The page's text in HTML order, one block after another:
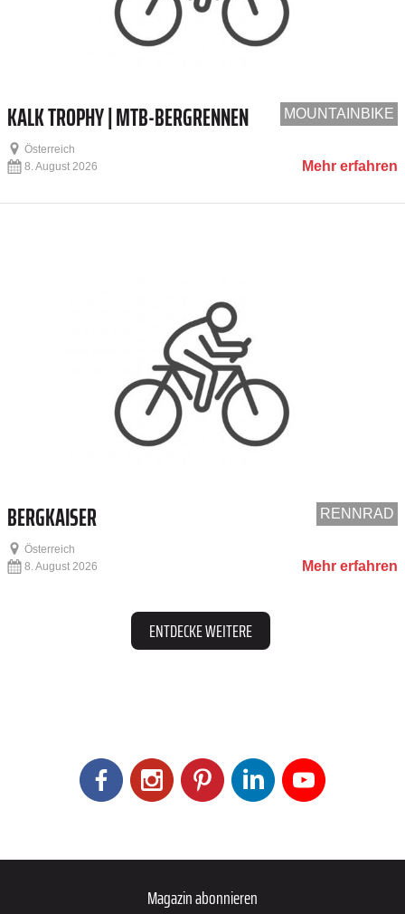
MOUNTAINBIKE
KALK TROPHY | MTB-BERGRENNEN
Österreich
Mehr erfahren
8. August 2026
RENNRAD
BERGKAISER
Österreich
Mehr erfahren
8. August 2026
ENTDECKE WEITERE
Magazin abonnieren